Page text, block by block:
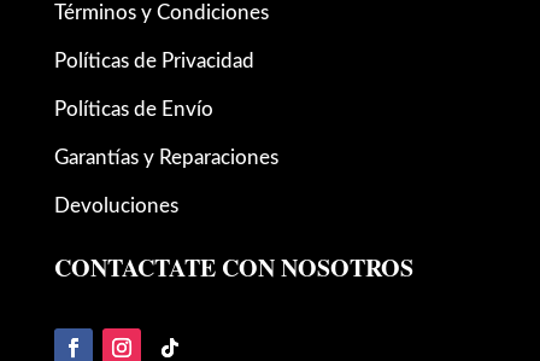
Términos y Condiciones
Políticas de Privacidad
Políticas de Envío
Garantías y Reparaciones
Devoluciones
CONTACTATE CON NOSOTROS